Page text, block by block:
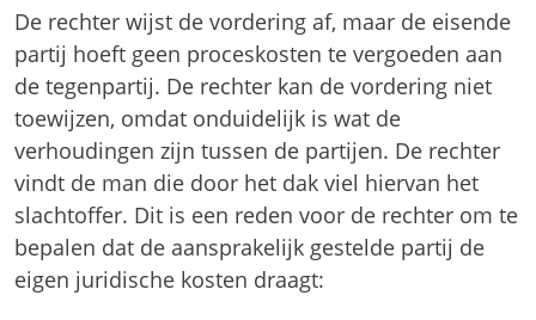
De rechter wijst de vordering af, maar de eisende
partij hoeft geen proceskosten te vergoeden aan
de tegenpartij. De rechter kan de vordering niet
toewijzen, omdat onduidelijk is wat de
verhoudingen zijn tussen de partijen. De rechter
vindt de man die door het dak viel hiervan het
slachtoffer. Dit is een reden voor de rechter om te
bepalen dat de aansprakelijk gestelde partij de
eigen juridische kosten draagt: